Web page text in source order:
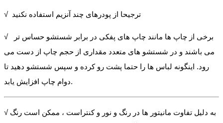
√ برخی از چاپ ها مانند چاپ های پفکی در برابر شستشو حساس تر
می باشند و در شستشو های متعدد مقداری از حجم چاپ از دست می
رود. اینگونه لباس ها را حتما پشت رو کرده و سپس شستشو دهید تا
دوام چاپ افزایش یابد.
√ به دلیل تفاوت مانیتور ها در رنگ و نور و کنتراست ، ممکن است رنگ